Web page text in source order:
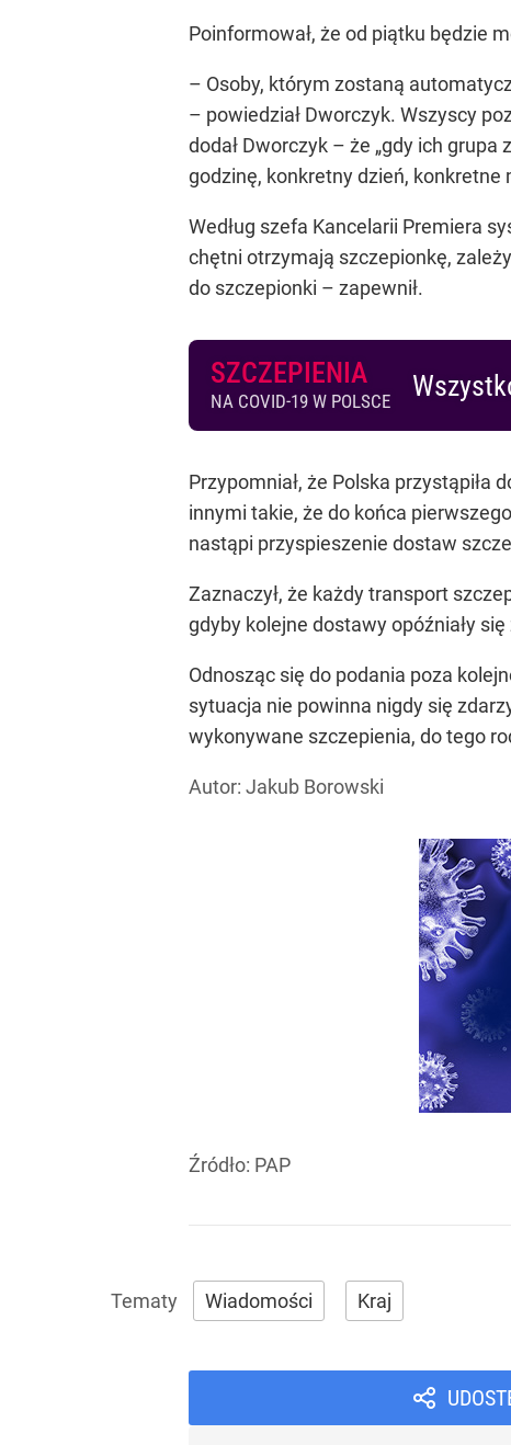
Poinformował, że od piątku będzie
– Osoby, którym zostaną
– powiedział Dworczyk. Wszyscy
dodał Dworczyk – że „gdy ich grupa
godzinę, konkretny dzień, konkretne
Według szefa Kancelarii Premiera
chętni otrzymają szczepionkę,
do szczepionki – zapewnił.
SZCZEPIENIA
NA COVID-19 W POLSCE
Przypomniał, że Polska
innymi takie, że do końca
nastąpi przyspieszenie dostaw
Zaznaczył, że każdy transport
gdyby kolejne dostawy opóźniały
Odnosząc się do podania poza
sytuacja nie powinna nigdy się
wykonywane szczepienia, do tego
Autor: Jakub Borowski
Źródło: PAP
Wiadomości Kraj